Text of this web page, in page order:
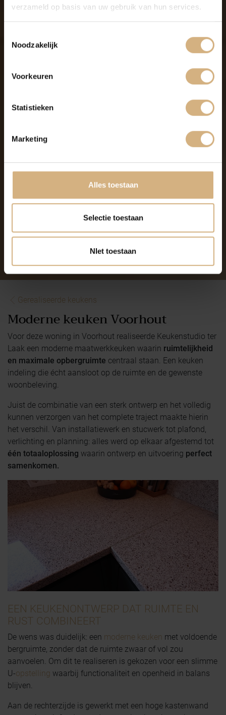
verzameld op basis van uw gebruik van hun services.
Noodzakelijk
Voorkeuren
Statistieken
Marketing
Alles toestaan
Selectie toestaan
NIet toestaan
Gerealiseerde keukens
Moderne keuken Voorhout
Voor deze woning in Voorhout realiseerde Keukenstudio ter
Laak een moderne maatwerkkeuken waarin ruimtelijkheid
en maximale opbergruimte centraal staan. Een keuken
indeling die écht aansloot op de ruimte en de gewenste
woonbeleving.
Juist de combinatie van een sterk ontwerp en het volledig
kunnen verzorgen van het complete traject maakte hierin
het verschil. Van installatiewerk en stucwerk tot plafond,
verlichting en planning: alles werd op elkaar afgestemd tot
één totaaloplossing waarin ontwerp en uitvoering perfect
samenkomen.
EEN KEUKENONTWERP DAT RUIMTE EN
RUST COMBINEERT
De wens was duidelijk: een moderne keuken met voldoende
bergruimte, zonder dat de ruimte zwaar of vol zou
aanvoelen. Om dit te realiseren is gekozen voor een slimme
U-opstelling waarbij functionaliteit en openheid in balans
blijven.
Aan de rechterzijde is gewerkt met een hoge kastenwand